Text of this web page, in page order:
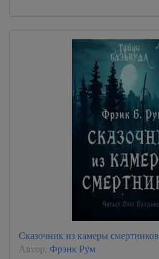
Сказочник из камеры смертников
Автор: Фрэнк Рум